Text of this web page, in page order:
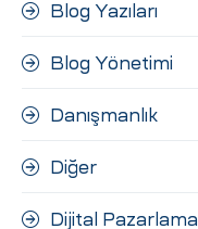
Blog Yazıları
Blog Yönetimi
Danışmanlık
Diğer
Dijital Pazarlama